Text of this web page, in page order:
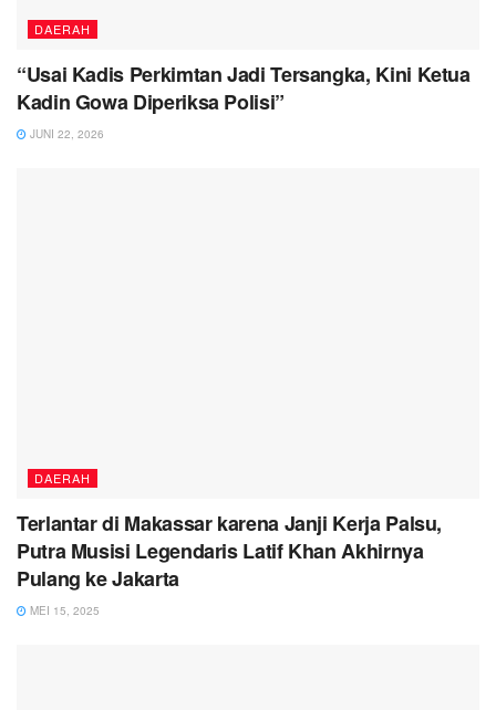
DAERAH
“Usai Kadis Perkimtan Jadi Tersangka, Kini Ketua
Kadin Gowa Diperiksa Polisi”
JUNI 22, 2026
DAERAH
Terlantar di Makassar karena Janji Kerja Palsu,
Putra Musisi Legendaris Latif Khan Akhirnya
Pulang ke Jakarta
MEI 15, 2025